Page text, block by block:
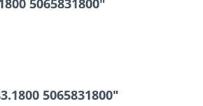
5065831800"
5065831800"